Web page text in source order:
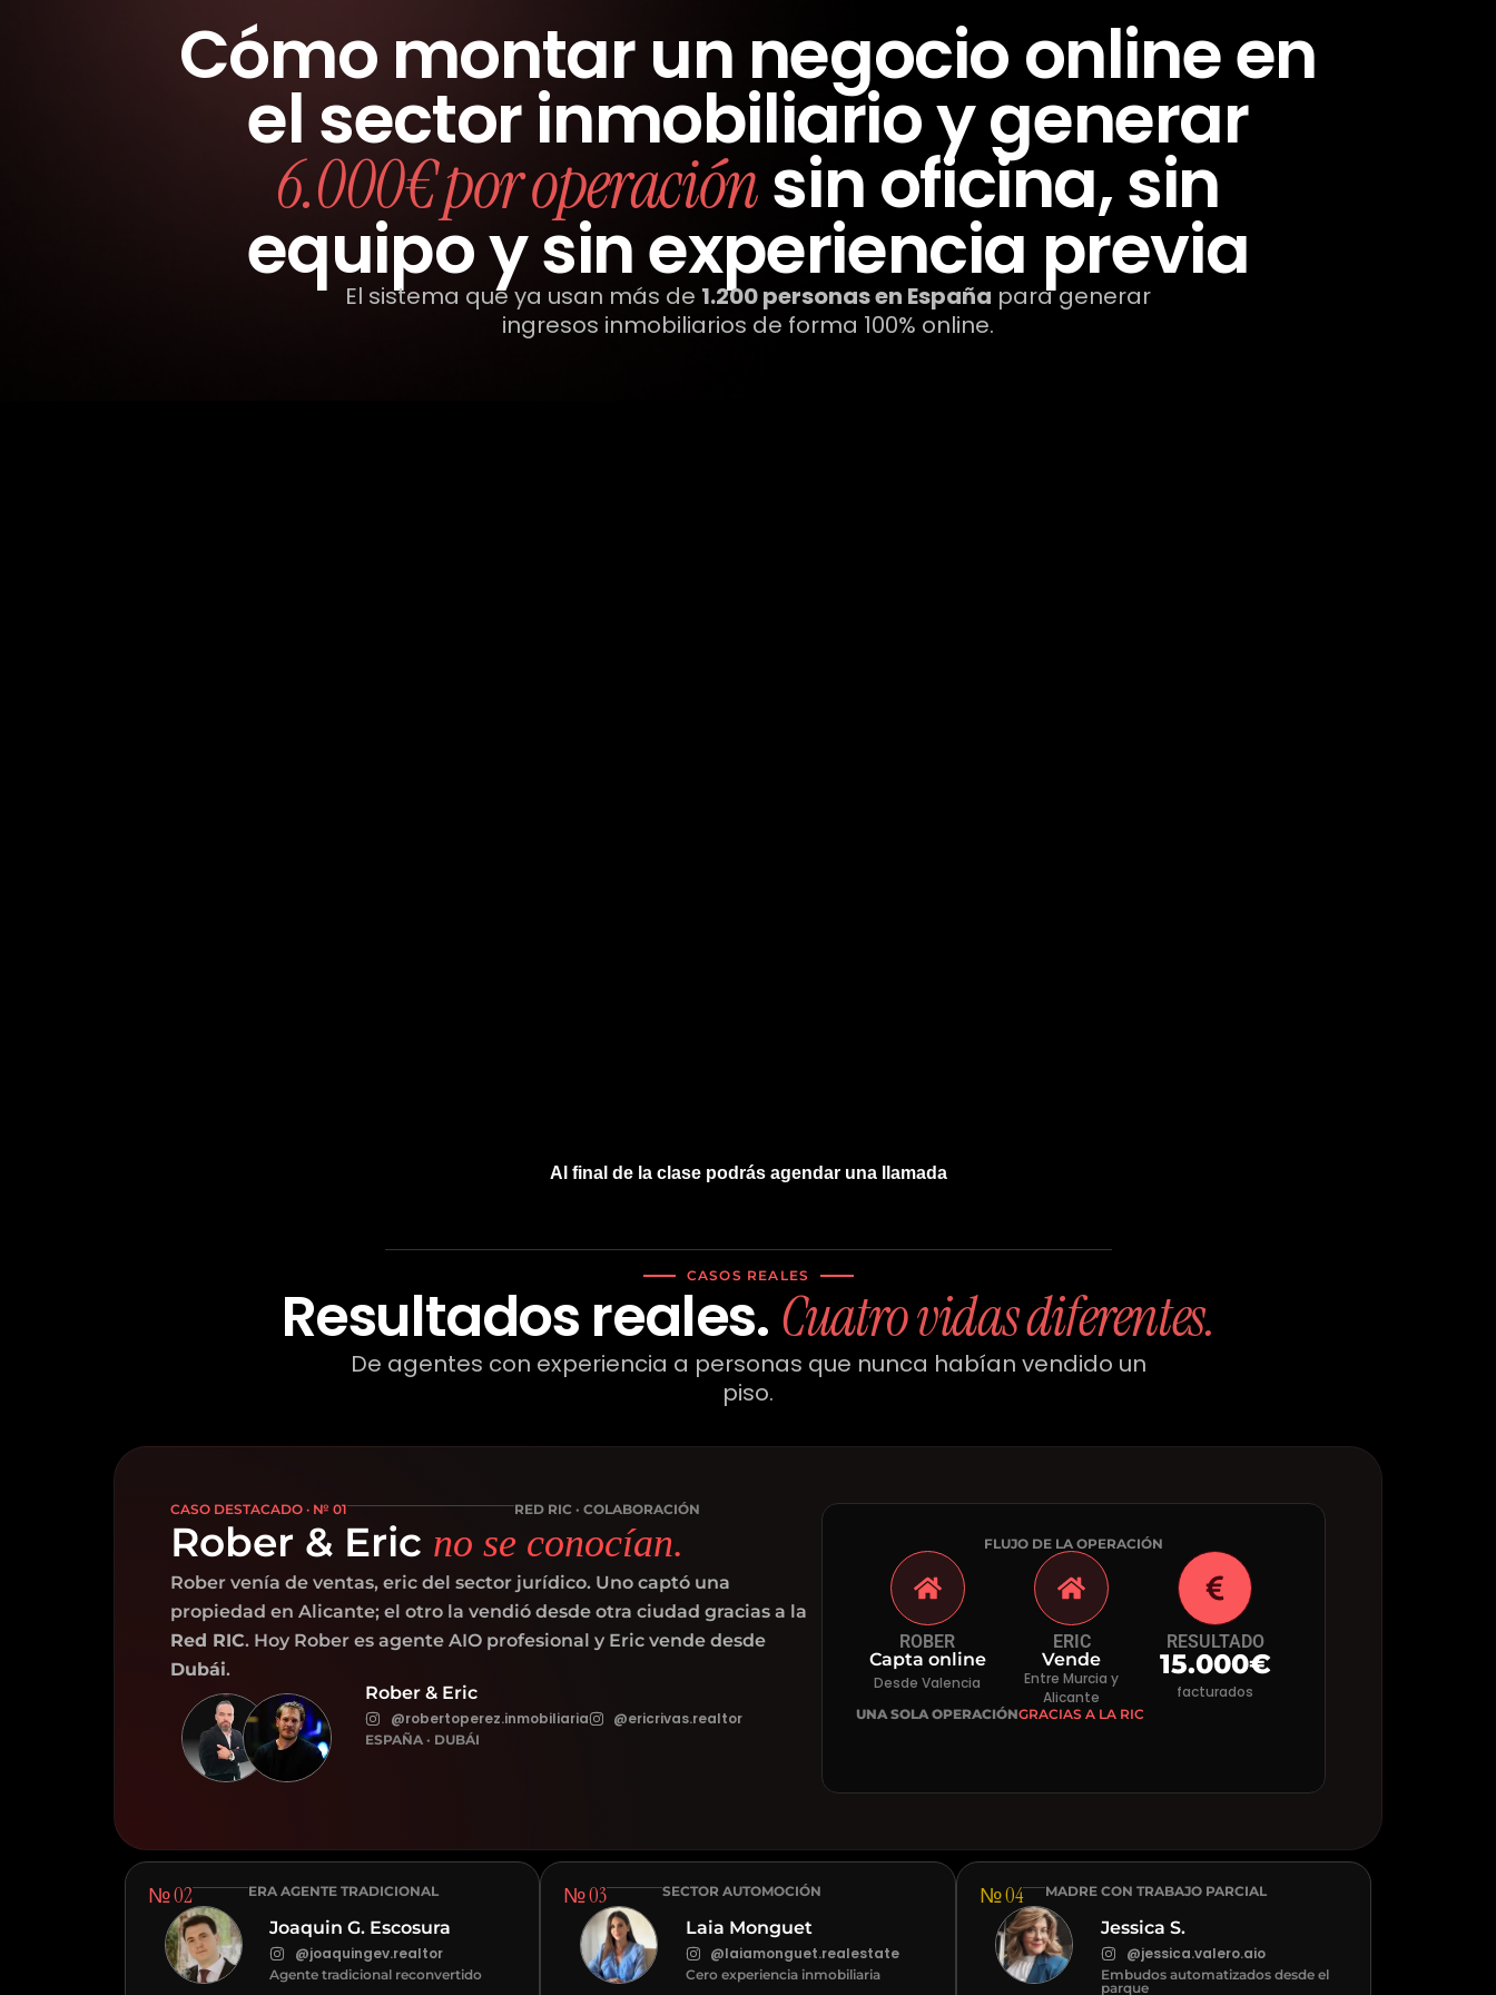
Cómo montar un negocio online en
el sector inmobiliario y generar
6.000€ por operaciónsin oficina, sin
equipo y sin experiencia previa
El sistema que ya usan más de 1.200 personas en España para generar
ingresos inmobiliarios de forma 100% online.
Al final de la clase podrás agendar una llamada
CASOS REALES
Resultados reales.Cuatro vidas diferentes.
De agentes con experiencia a personas que nunca habían vendido un
piso.
CASO DESTACADO · № 01 RED RIC · COLABORACIÓN
Rober & Eric no se conocían.
Rober venía de ventas, eric del sector jurídico. Uno captó una
propiedad en Alicante; el otro la vendió desde otra ciudad gracias a la
Red RIC. Hoy Rober es agente AIO profesional y Eric vende desde
Dubái.
Rober & Eric
@robertoperez.inmobiliaria @ericrivas.realtor
ESPAÑA · DUBÁI
FLUJO DE LA OPERACIÓN
ROBER
Capta online
Desde Valencia
ERIC
Vende
Entre Murcia y
Alicante
RESULTADO
15.000€
facturados
UNA SOLA OPERACIÓNGRACIAS A LA RIC
№ 02 ERA AGENTE TRADICIONAL
Joaquin G. Escosura
@joaquingev.realtor
Agente tradicional reconvertido
№ 03 SECTOR AUTOMOCIÓN
Laia Monguet
@laiamonguet.realestate
Cero experiencia inmobiliaria
№ 04 MADRE CON TRABAJO PARCIAL
Jessica S.
@jessica.valero.aio
Embudos automatizados desde el
parque